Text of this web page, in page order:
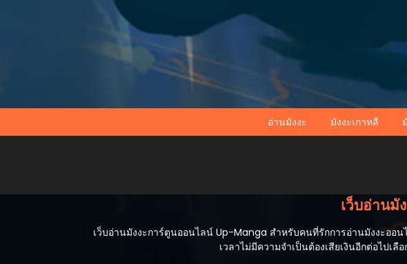
อ่านมังงะ มังงะเกาหลี
เว็บอ่านมั
เว็บอ่านมังงะการ์ตูนออนไลน์ Up-Manga สำหรับคนที่รักการอ่านมังงะออ
เวลาไม่มีความจำเป็นต้องเสียเงินอีกต่อไป